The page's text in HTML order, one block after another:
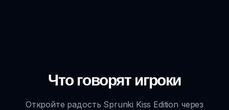
Что говорят игроки
Откройте радость Sprunki Kiss Edition через